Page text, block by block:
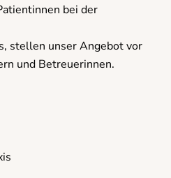
bei der
stellen unser Angebot vor
und Betreuerinnen.